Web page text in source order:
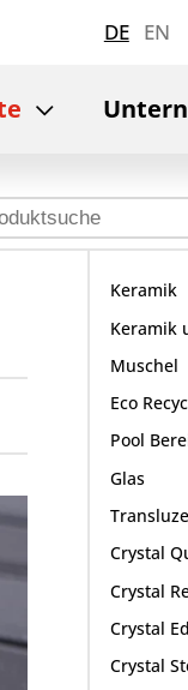
DE EN
Keramik
Keramik
Muschel
Eco
Pool
Glas
Crystal
Crystal
Crystal
Crystal